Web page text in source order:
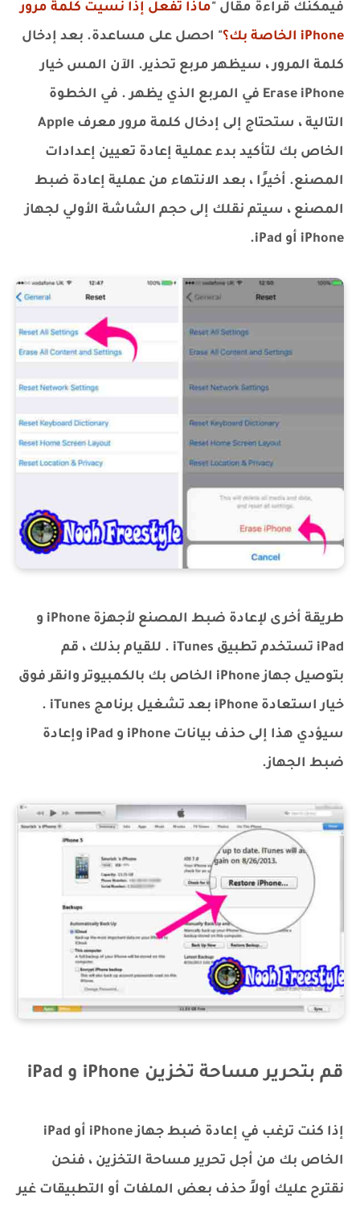
فيمكنك قراءة مقال "ماذا تفعل إذا نسيت كلمة مرور
iPhone الخاصة بك؟
" احصل على مساعدة. بعد إدخال
كلمة المرور ، سيظهر مربع تحذير. الآن المس خيار
Erase iPhone في المربع الذي يظهر . في الخطوة
التالية ، ستحتاج إلى إدخال كلمة مرور معرف Apple
الخاص بك لتأكيد بدء عملية إعادة تعيين إعدادات
المصنع. أخيرًا ، بعد الانتهاء من عملية إعادة ضبط
المصنع ، سيتم نقلك إلى حجم الشاشة الأولي لجهاز
iPhone أو iPad.
طريقة أخرى لإعادة ضبط المصنع لأجهزة iPhone و
iPad تستخدم تطبيق iTunes . للقيام بذلك ، قم
بتوصيل جهاز iPhone الخاص بك بالكمبيوتر وانقر فوق
خيار استعادة iPhone بعد تشغيل برنامج iTunes .
سيؤدي هذا إلى حذف بيانات iPhone و iPad وإعادة
ضبط الجهاز.
قم بتحرير مساحة تخزين iPhone و iPad
إذا كنت ترغب في إعادة ضبط جهاز iPhone أو iPad
الخاص بك من أجل تحرير مساحة التخزين ، فنحن
نقترح عليك أولاً حذف بعض الملفات أو التطبيقات غير